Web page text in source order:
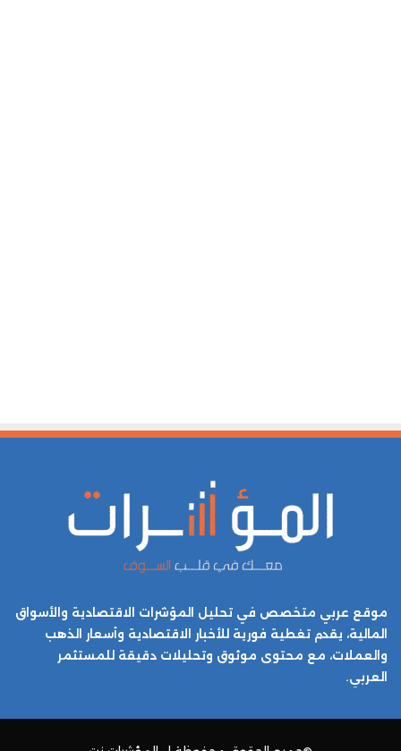
موقع عربي متخصص في تحليل المؤشرات الاقتصادية والأسواق
المالية، يقدم تغطية فورية للأخبار الاقتصادية وأسعار الذهب
والعملات، مع محتوى موثوق وتحليلات دقيقة للمستثمر
العربي.